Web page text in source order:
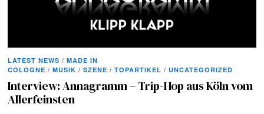
LATEST NEWS / MADE IN
COLOGNE / MUSIK / SZENE / TOPARTIKEL / UNCATEGORIZED
Interview: Annagramm – Trip-Hop aus Köln vom
Allerfeinsten